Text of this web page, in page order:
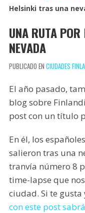
Helsinki tras una
UNA RUTA
NEVADA
PUBLICADO EN CIUDADES
El año pasado,
blog sobre
post con un título
En él, los
salieron tras una
tranvía número 8
time-lapse que
ciudad. Si te
con este post